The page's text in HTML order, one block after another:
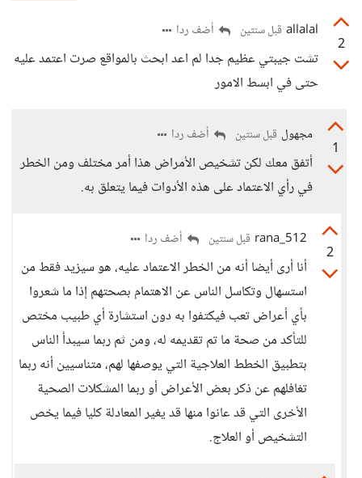
2
allalal قبل سنتين أضف ردا
تشت جيبتي عظيم جدا لم اعد ابحث بالمواقع صرت اعتمد عليه
حتى في ابسط الامور
1
مجهول قبل سنتين أضف ردا
أتفق معك لكن تشخيص الأمراض هذا أمر مختلف ومن الخطر
في رأي الاعتماد على هذه الأدوات فيما يتعلق به.
2
rana_512 قبل سنتين أضف ردا
أنا أرى أيضا أنه من الخطر الاعتماد عليه، هو سيزيد فقط من
استسهال وتكاسل الناس عن الاهتمام بصحتهم إذا ما شعروا
بأي أعراض تعب فيكتفوا به دون استشارة أي طبيب مختص
للتأكد من صحة ما تم تقديمه له، ومن ثم ربما سيبدأ الناس
بتطبيق الخطط العلاجية التي يوصفها لهم، متناسيين أنه ربما
تغافلهم عن ذكر بعض الأعراض أو ربما المشكلات الصحية
الأخرى التي قد عانوا منها قد يغير المعادلة كليا فيما يخص
التشخيص أو العلاج.